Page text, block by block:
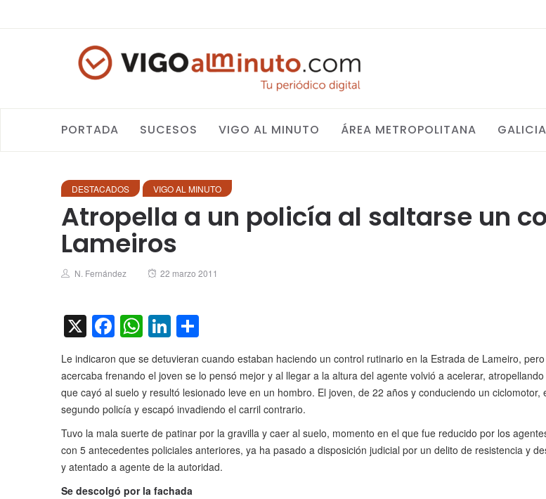
PORTADA SUCESOS VIGO AL MINUTO ÁREA METROPOLITANA GALICIA
DESTACADOS VIGO AL MINUTO
Atropella a un policía al saltarse un
Lameiros
Author
N. Fernández
Posted
22 marzo 2011
X Facebook
WhatsApp
LinkedIn
Le indicaron que se detuvieran cuando estaban haciendo un control rutinario en la Estrada de Lameiro,
acercaba frenando el joven se lo pensó mejor y al llegar a la altura del agente volvió a acelerar,
que cayó al suelo y resultó lesionado leve en un hombro. El joven, de 22 años y conduciendo un ciclomotor,
segundo policía y escapó invadiendo el carril contrario.
Tuvo la mala suerte de patinar por la gravilla y caer al suelo, momento en el que fue reducido por los
con 5 antecedentes policiales anteriores, ya ha pasado a disposición judicial por un delito de resistencia y
y atentado a agente de la autoridad.
Se descolgó por la fachada